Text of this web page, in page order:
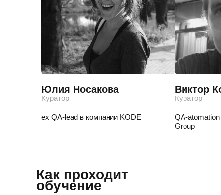
ex QA-lead в компании KODE
Куратор
Юлия Носакова
QA-atomation
Group
Куратор
Виктор
Как проходит
обучение